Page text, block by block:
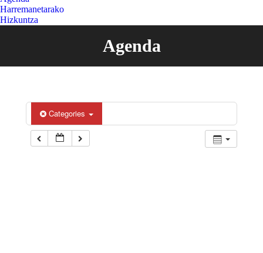
Harremanetarako
Hizkuntza
Agenda
You are here:
Categories